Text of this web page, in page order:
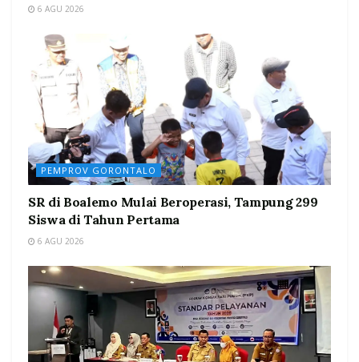
6 AGU 2026
PEMPROV GORONTALO
SR di Boalemo Mulai Beroperasi, Tampung 299
Siswa di Tahun Pertama
6 AGU 2026